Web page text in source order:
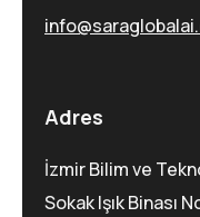
Adres
İzmir Bilim ve
Sokak Işık Binası